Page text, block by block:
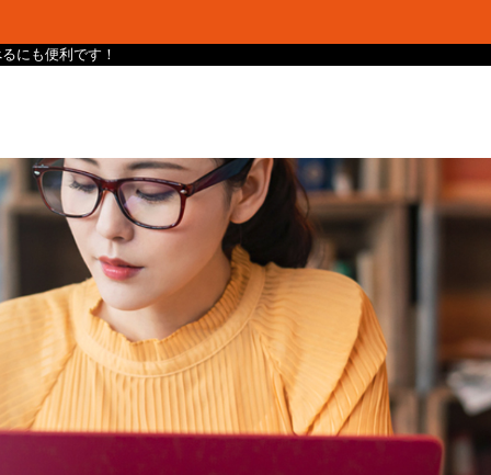
にも便利です！